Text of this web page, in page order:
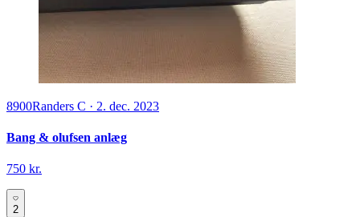
8900Randers C · 2. dec. 2023
Bang & olufsen anlæg
750 kr.
2